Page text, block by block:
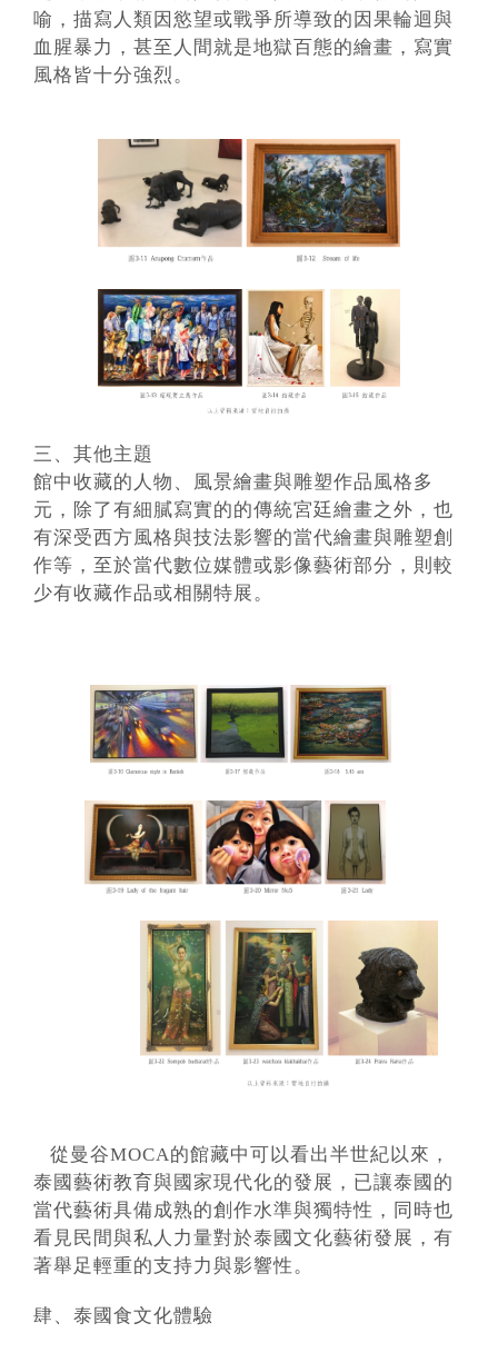
喻，描寫人類因慾望或戰爭所導致的因果輪迴與
血腥暴力，甚至人間就是地獄百態的繪畫，寫實
風格皆十分強烈。
三、其他主題
館中收藏的人物、風景繪畫與雕塑作品風格多
元，除了有細膩寫實的的傳統宮廷繪畫之外，也
有深受西方風格與技法影響的當代繪畫與雕塑創
作等，至於當代數位媒體或影像藝術部分，則較
少有收藏作品或相關特展。
從曼谷MOCA的館藏中可以看出半世紀以來，
泰國藝術教育與國家現代化的發展，已讓泰國的
當代藝術具備成熟的創作水準與獨特性，同時也
看見民間與私人力量對於泰國文化藝術發展，有
著舉足輕重的支持力與影響性。
肆、泰國食文化體驗